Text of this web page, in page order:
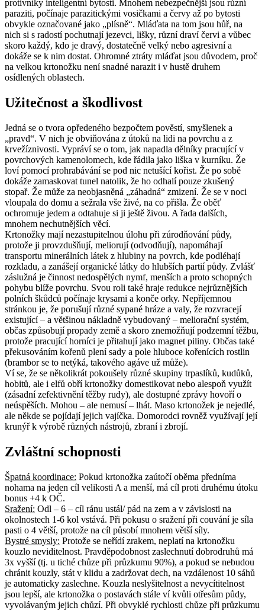
protivníky inteligentní bytosti. Mnohem nebezpečnější jsou různí
paraziti, počínaje parazitickými vosičkami a červy až po bytosti
obvykle označované jako „plísně“. Mláďata na tom jsou hůř, na
nich si s radostí pochutnají jezevci, lišky, různí draví červi a vůbec
skoro každý, kdo je dravý, dostatečně velký nebo agresivní a
dokáže se k nim dostat. Ohromné ztráty mláďat jsou důvodem, proč
na velkou krtonožku není snadné narazit i v hustě druhem
osídlených oblastech.
Užitečnost a škodlivost
Jedná se o tvora opředeného bezpočtem pověstí, smyšlenek a
„pravd“. V nich je obviňována z útoků na lidi na povrchu a z
krvežíznivosti. Vypráví se o tom, jak napadla dělníky pracující v
povrchových kamenolomech, kde řádila jako liška v kurníku. Že
loví pomocí prohrabávání se pod nic netušící kořist. Že po sobě
dokáže zamaskovat tunel natolik, že ho odhalí pouze zkušený
stopař. Že může za neobjasněná „záhadná“ zmizení. Že se v noci
vloupala do domu a sežrala vše živé, na co přišla. Že oběť
ochromuje jedem a odtahuje si ji ještě živou. A řada dalších,
mnohem nechutnějších věcí.
Krtonožky mají nezastupitelnou úlohu při zúrodňování půdy,
protože ji provzdušňují, meliorují (odvodňují), napomáhají
transportu minerálních látek z hlubiny na povrch, kde podléhají
rozkladu, a zanášejí organické látky do hlubších partií půdy. Zvlášť
záslužná je činnost nedospělých nymf, menších a proto schopných
pohybu blíže povrchu. Svou roli také hraje redukce nejrůznějších
polních škůdců počínaje krysami a konče orky. Nepříjemnou
stránkou je, že porušují různé sypané hráze a valy, že rozvracejí
existující – a většinou nákladně vybudovaný – meliorační systém,
občas způsobují propady země a skoro znemožňují podzemní těžbu,
protože pracující horníci je přitahují jako magnet piliny. Občas také
překusováním kořenů plení sady a pole hluboce kořenících rostlin
(brambor se to netýká, takového agáve už může).
Ví se, že se několikrát pokoušely různé skupiny trpaslíků, kudůků,
hobitů, ale i elfů obří krtonožky domestikovat nebo alespoň využít
(zásadní zefektivnění těžby rudy), ale dostupné zprávy hovoří o
neúspěších. Mohou – ale nemusí – lhát. Maso krtonožek je nejedlé,
ale někde se pojídají jejich vajíčka. Domorodci rovněž využívají její
krunýř k výrobě různých nástrojů, zbraní i zbrojí.
Zvláštní schopnosti
Špatná koordinace: Pokud krtonožka zaútočí oběma předníma
nohama na jeden cíl velikosti A a menší, má cíl proti druhému útoku
bonus +4 k OČ.
Sražení: Odl – 6 – cíl ránu ustál/ pád na zem a v závislosti na
okolnostech 1-6 kol vstává. Při pokusu o sražení při couvání je síla
pasti o 4 větší, protože na cíl působí mnohem větší síly.
Bystré smysly: Protože se neřídí zrakem, neplatí na krtonožku
kouzlo neviditelnost. Pravděpodobnost zaslechnutí dobrodruhů má
3x vyšší (tj. u tiché chůze při průzkumu 90%), a pokud se nebudou
chránit kouzly, stát v klidu a zadržovat dech, na vzdálenost 10 sáhů
je automaticky zaslechne. Kouzla neslyšitelnost a nevycítitelnost
jsou lepší, ale krtonožka o postavách stále ví kvůli otřesům půdy,
vyvolávaným jejich chůzí. Při obvyklé rychlosti chůze při průzkumu